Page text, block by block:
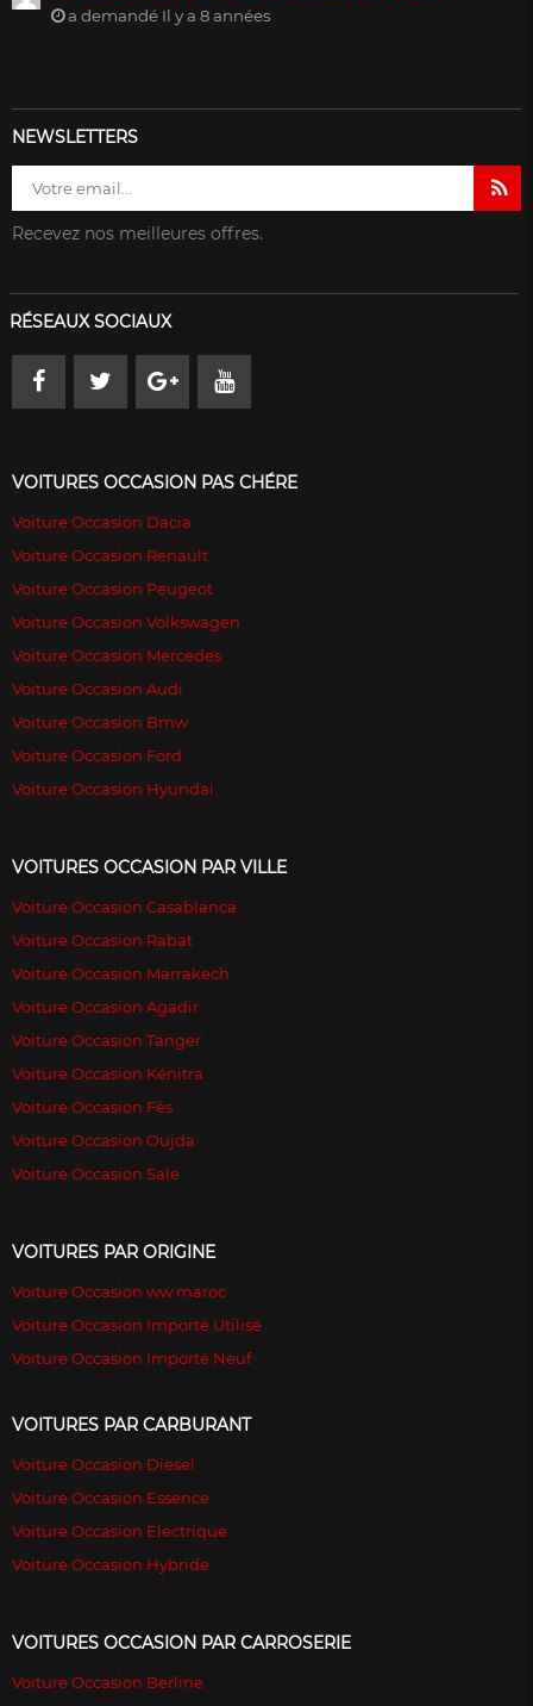
a demandé Il y a 8 années
NEWSLETTERS
Recevez nos meilleures offres.
RÉSEAUX SOCIAUX
VOITURES OCCASION PAS CHÉRE
Voiture Occasion Dacia
Voiture Occasion Renault
Voiture Occasion Peugeot
Voiture Occasion Volkswagen
Voiture Occasion Mercedes
Voiture Occasion Audi
Voiture Occasion Bmw
Voiture Occasion Ford
Voiture Occasion Hyundai
VOITURES OCCASION PAR VILLE
Voiture Occasion Casablanca
Voiture Occasion Rabat
Voiture Occasion Marrakech
Voiture Occasion Agadir
Voiture Occasion Tanger
Voiture Occasion Kénitra
Voiture Occasion Fès
Voiture Occasion Oujda
Voiture Occasion Sale
VOITURES PAR ORIGINE
Voiture Occasion ww maroc
Voiture Occasion Importé Utilisé
Voiture Occasion Importé Neuf
VOITURES PAR CARBURANT
Voiture Occasion Diesel
Voiture Occasion Essence
Voiture Occasion Electrique
Voiture Occasion Hybride
VOITURES OCCASION PAR CARROSERIE
Voiture Occasion Berline